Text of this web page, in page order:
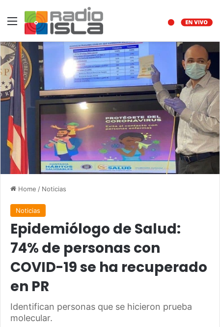
Menu
Home / Noticias
Noticias
Epidemiólogo de Salud:
74% de personas con
COVID-19 se ha recuperado
en PR
Identifican personas que se hicieron prueba
molecular.